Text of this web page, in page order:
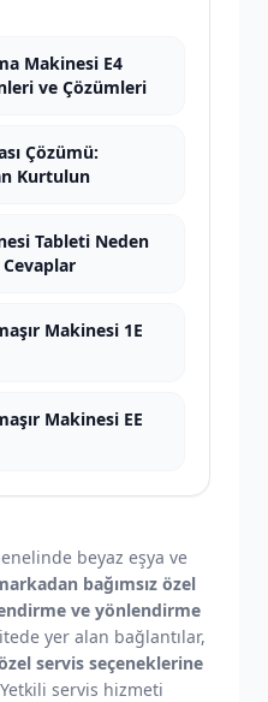
Makinesi E4
ve Çözümleri
Çözümü:
Kurtulun
Tableti Neden
Makinesi 1E
Makinesi EE
beyaz eşya ve
bağımsız özel
ve yönlendirme
yer alan bağlantılar,
servis seçeneklerine
servis hizmeti